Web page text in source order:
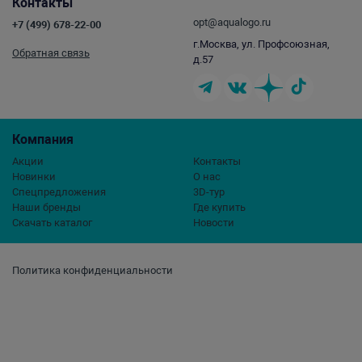
Политика конфиденциальности
Компания
Акции
Новинки
Спецпредложения
Наши бренды
Скачать каталог
Контакты
О нас
3D-тур
Где купить
Новости
+7 (499) 678-22-00
Обратная связь
opt@aqualogo.ru
г.Москва, ул. Профсоюзная,
д.57